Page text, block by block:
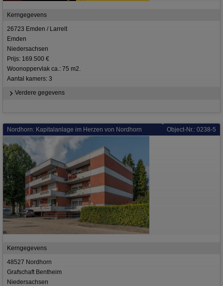
Kerngegevens
26723 Emden / Larrelt
Emden
Niedersachsen
Prijs: 169.500 €
Woonoppervlak ca.: 75 m2.
Aantal kamers: 3
Verdere gegevens
Nordhorn: Kapitalanlage im Herzen von Nordhorn Object-Nr.: 0238-5
Kerngegevens
48527 Nordhorn
Grafschaft Bentheim
Niedersachsen